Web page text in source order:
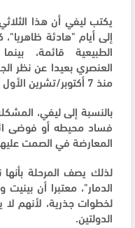
يكتب ليفي أن هذا الثلاثي
إلى أيام "هادئة
الطبيعية قائمة،
العنصري بعيدا عن نظر
منذ 7 أكتوبر/تشرين الأول لا رجعة فيه".
بالنسبة إلى ليفي،
فساد محيطه أو فوضى
المعارضة في الصمت
لذلك يصف المرحلة
الدمار"، معتبرا أن
لخطوات جذرية، لأنهم لا
الدولتين.